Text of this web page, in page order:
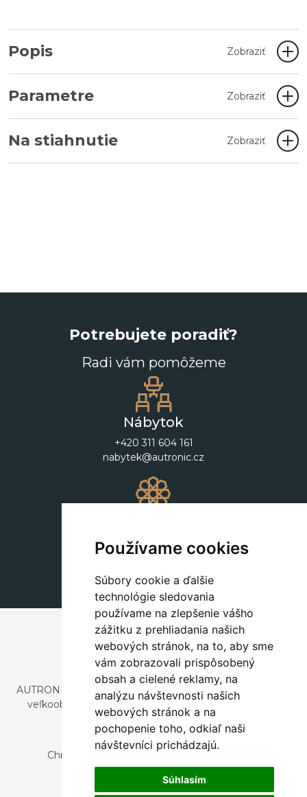
Používame cookies
Súbory cookie a ďalšie
technológie sledovania
používame na zlepšenie vášho
zážitku z prehliadania našich
webových stránok, na to, aby sme
vám zobrazovali prispôsobený
obsah a cielené reklamy, na
analýzu návštevnosti našich
webových stránok a na
pochopenie toho, odkiaľ naši
návštevníci prichádzajú.
Súhlasím
Popis Zobraziť
Parametre Zobraziť
Na stiahnutie Zobraziť
Potrebujete poradiť?
Radi vám pomôžeme
Nábytok
+420 311 604 161
nabytek@autronic.cz
+420 311 604 182
dekorace@autronic.cz
AUTRONIC, s.r.o. je spoločnosť zaoberajúca sa dovozom a
veľkoobchodným predajom dizajnového aj štýlového
nábytku a dekorácií.
Česká republika
Chrustenice 270, 267 12 Loděnice u Berouna
Slovensko
Nová 366, 032 02 Závažná Poruba